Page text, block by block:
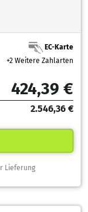
EC-Karte
+2 Weitere Zahlarten
424,39 €
2.546,36 €
Lieferung